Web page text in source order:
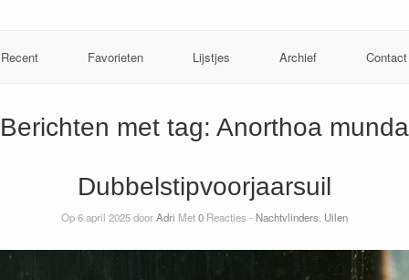
Recent Favorieten Lijstjes Archief Contact
Berichten met tag: Anorthoa munda
Dubbelstipvoorjaarsuil
Op 6 april 2025 doorAdri Met0 Reacties - Nachtvlinders Uilen